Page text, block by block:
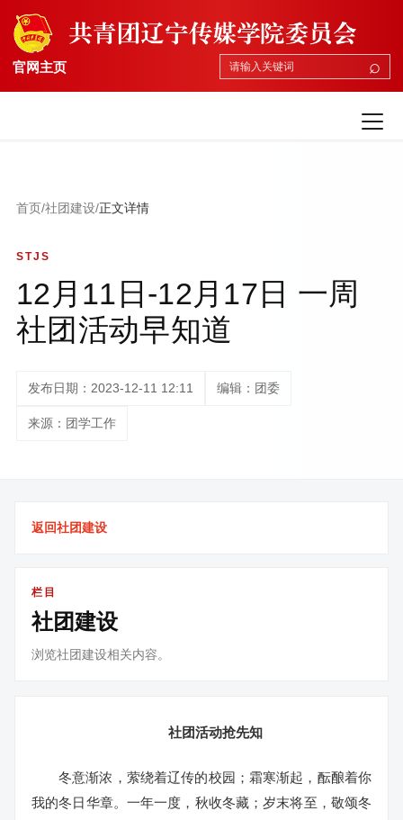
官网主页 ⌕
首页/社团建设/正文详情
STJS
12月11日-12月17日 一周
社团活动早知道
发布日期：2023-12-11 12:11 编辑：团委
来源：团学工作
返回社团建设
栏目
社团建设
浏览社团建设相关内容。
社团活动抢先知
冬意渐浓， 萦绕着辽传的校园； 霜寒渐起， 酝酿着你
我的冬日华章。 一年一度，秋收冬藏； 岁末将至，敬颂冬